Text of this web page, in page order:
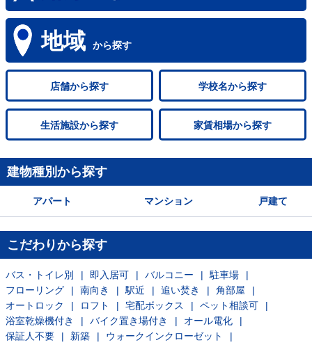
地域 から探す
店舗から探す 学校名から探す
生活施設から探す 家賃相場から探す
建物種別から探す
アパート マンション 戸建て
こだわりから探す
バス・トイレ別 即入居可 バルコニー
駐車場
フローリング
南向き 駅近 追い焚き
角部屋
オートロック
ロフト 宅配ボックス
ペット相談可
浴室乾燥機付き
バイク置き場付き
オール電化
保証人不要
新築
ウォークインクローゼット